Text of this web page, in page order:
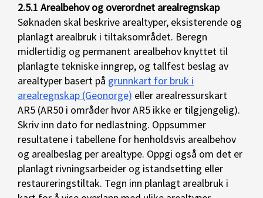
2.5.1 Arealbehov og overordnet arealregnskap
Søknaden skal beskrive arealtyper, eksisterende og
planlagt arealbruk i tiltaksområdet. Beregn
midlertidig og permanent arealbehov knyttet til
planlagte tekniske inngrep, og tallfest beslag av
arealtyper basert på grunnkart for bruk i
arealregnskap (Geonorge) eller arealressurskart
AR5 (AR50 i områder hvor AR5 ikke er tilgjengelig).
Skriv inn dato for nedlastning. Oppsummer
resultatene i tabellene for henholdsvis arealbehov
og arealbeslag per arealtype. Oppgi også om det er
planlagt rivningsarbeider og istandsetting eller
restaureringstiltak. Tegn inn planlagt arealbruk i